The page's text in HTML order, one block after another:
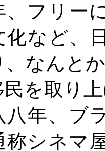
、フリー
化など、
、なんと
を取り上
年、ブ
称シネマ